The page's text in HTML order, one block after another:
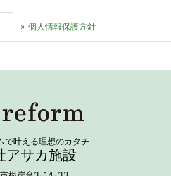
で叶える理想のカタチ
アサカ施設
個⼈情報保護⽅針